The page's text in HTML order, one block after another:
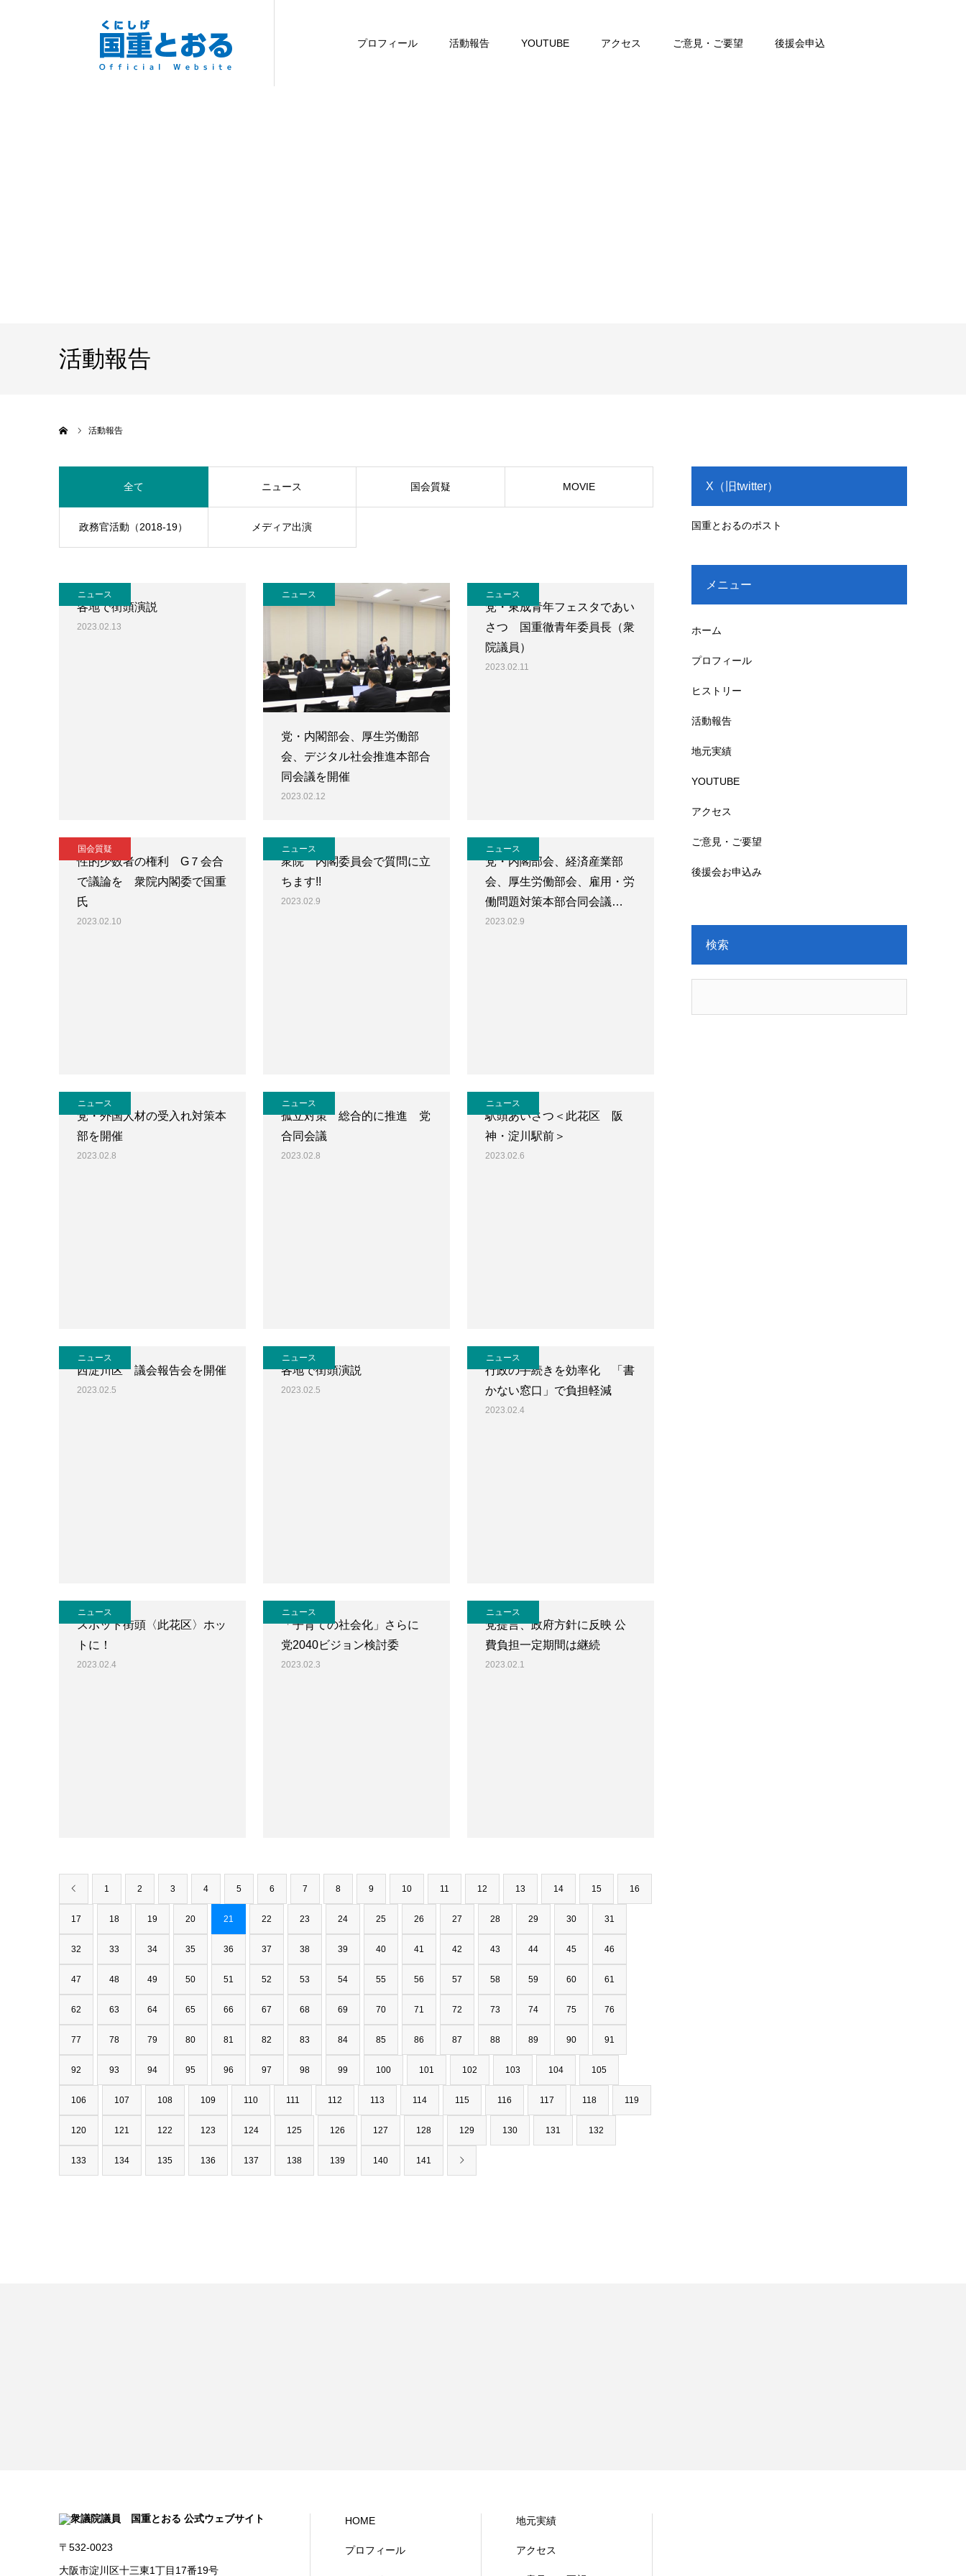
プロフィール 活動報告 YOUTUBE アクセス ご意見・ご要望 後援会申込
活動報告
活動報告
全て ニュース 国会質疑 MOVIE
政務官活動（2018-19） メディア出演
ニュース
各地で街頭演説
2023.02.13
ニュース
党・内閣部会、厚生労働部
会、デジタル社会推進本部合
同会議を開催
2023.02.12
ニュース
党・東成青年フェスタであい
さつ 国重徹青年委員長（衆
院議員）
2023.02.11
国会質疑
性的少数者の権利 G７会合
で議論を 衆院内閣委で国重
氏
2023.02.10
ニュース
衆院 内閣委員会で質問に立
ちます!!
2023.02.9
ニュース
党・内閣部会、経済産業部
会、厚生労働部会、雇用・労
働問題対策本部合同会議…
2023.02.9
ニュース
党・外国人材の受入れ対策本
部を開催
2023.02.8
ニュース
孤立対策 総合的に推進 党
合同会議
2023.02.8
ニュース
駅頭あいさつ＜此花区 阪
神・淀川駅前＞
2023.02.6
ニュース
西淀川区 議会報告会を開催
2023.02.5
ニュース
各地で街頭演説
2023.02.5
ニュース
行政の手続きを効率化 「書
かない窓口」で負担軽減
2023.02.4
ニュース
スポット街頭〈此花区〉ホッ
トに！
2023.02.4
ニュース
「子育ての社会化」さらに
党2040ビジョン検討委
2023.02.3
ニュース
党提言、政府方針に反映 公
費負担一定期間は継続
2023.02.1
1 2 3 4 5 6 7 8 9 10 11 12 13 14 15 16
17 18 19 20 21 22 23 24 25 26 27 28 29 30 31
32 33 34 35 36 37 38 39 40 41 42 43 44 45 46
47 48 49 50 51 52 53 54 55 56 57 58 59 60 61
62 63 64 65 66 67 68 69 70 71 72 73 74 75 76
77 78 79 80 81 82 83 84 85 86 87 88 89 90 91
92 93 94 95 96 97 98 99 100 101 102 103 104 105
106 107 108 109 110 111 112 113 114 115 116 117 118 119
120 121 122 123 124 125 126 127 128 129 130 131 132
133 134 135 136 137 138 139 140 141
X（旧twitter）
国重とおるのポスト
メニュー
ホーム
プロフィール
ヒストリー
活動報告
地元実績
YOUTUBE
アクセス
ご意見・ご要望
後援会お申込み
検索
〒532-0023
大阪市淀川区十三東1丁目17番19号
HOME
プロフィール
地元実績
アクセス